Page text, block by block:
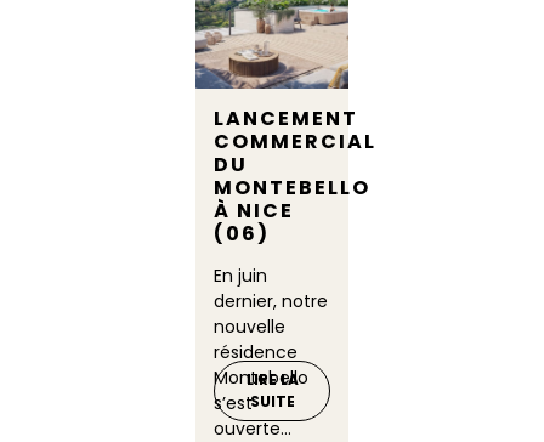
LANCEMENT
COMMERCIAL
DU
MONTEBELLO
À NICE
(06)
En juin
dernier, notre
nouvelle
résidence
Montebello
s’est
ouverte...
LIRE LA
SUITE